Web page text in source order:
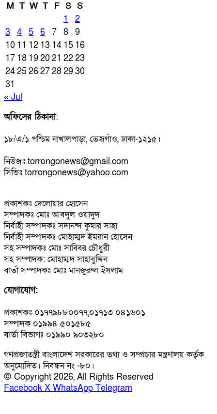
M T W T F S S
1
2
3
4 5 6 7 8
9
10 11 12 13 14 15 16
17 18 192021 2223
24252627282930
31
« Jul
অফিসের ঠিকানা:
১৮/এ/১ পশ্চিম নাখালপাড়া, তেজগাঁও, ঢাকা-১২১৫।
নিউজঃ torrongonews@gmail.com
সিভিঃ torrongonews@yahoo.com
প্রকাশকঃ দেলোয়ার হোসেন
সম্পাদকঃ মোঃ আবদুল ওয়াদুদ
নির্বাহী সম্পাদকঃ সদানন্দ কুমার সাহা
নির্বাহী সম্পাদকঃ মোহাম্মদ ইমরান হোসেন
সহ সম্পাদকঃ মোঃ সাব্বির চৌধুরী
সহ সম্পাদক: মোহাম্মদ সাহাবুদ্দিন
বার্তা সম্পাদকঃ মোঃ মানজুরুল ইসলাম
যোগাযোগ:
প্রকাশকঃ ০১৭৭৯৮৮০০৭৭,০১৭১৩ ০৪১৬০১
সম্পাদক ০১৯৯৪ ৫০১৫৮৫
বার্তা বিভাগঃ ০১৯৯০ ৯০৩২৮০
গণপ্রজাতন্ত্রী বাংলাদেশ সরকারের তথ্য ও সম্প্রচার মন্ত্রণালয় কর্তৃক
অনুমোদিত। নিবন্ধন নং -৮০।
© Copyright 2026, All Rights Reserved
Facebook X WhatsApp Telegram